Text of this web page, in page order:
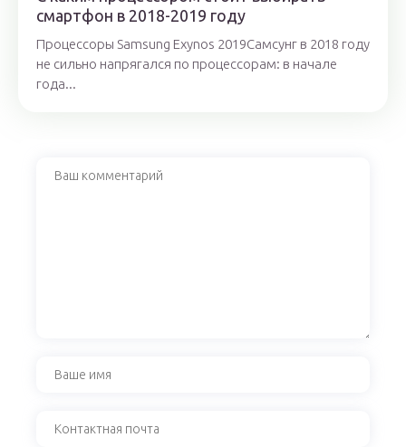
смартфон в 2018-2019 году
Процессоры Samsung Exynos 2019Самсунг в 2018 году
не сильно напрягался по процессорам: в начале
года...